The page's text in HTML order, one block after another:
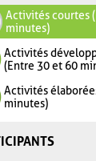
Activités courtes
minutes)
Activités
(Entre 30 et 60
Activités
minutes)